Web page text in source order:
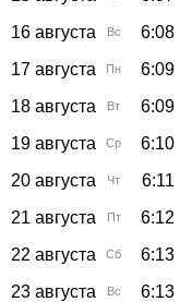
16 августа
Вс 6:08
17 августа
Пн 6:09
18 августа
Вт 6:09
19 августа
Ср 6:10
20 августа
Чт 6:11
21 августа
Пт 6:12
22 августа
Сб 6:13
23 августа
Вс 6:13